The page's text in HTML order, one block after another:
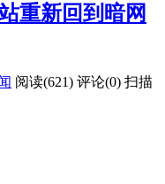
重新回到暗网
阅读(621) 评论(0) 扫描